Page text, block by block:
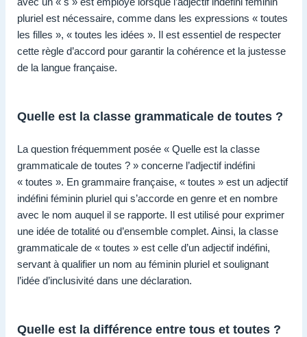
pluriel est nécessaire, comme dans les expressions « toutes
les filles », « toutes les idées ». Il est essentiel de respecter
cette règle d’accord pour garantir la cohérence et la justesse
de la langue française.
Quelle est la classe grammaticale de toutes ?
La question fréquemment posée « Quelle est la classe
grammaticale de toutes ? » concerne l’adjectif indéfini
« toutes ». En grammaire française, « toutes » est un adjectif
indéfini féminin pluriel qui s’accorde en genre et en nombre
avec le nom auquel il se rapporte. Il est utilisé pour exprimer
une idée de totalité ou d’ensemble complet. Ainsi, la classe
grammaticale de « toutes » est celle d’un adjectif indéfini,
servant à qualifier un nom au féminin pluriel et soulignant
l’idée d’inclusivité dans une déclaration.
Quelle est la différence entre tous et toutes ?